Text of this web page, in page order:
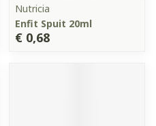
Nutricia
Enfit Spuit 20ml
€ 0,68